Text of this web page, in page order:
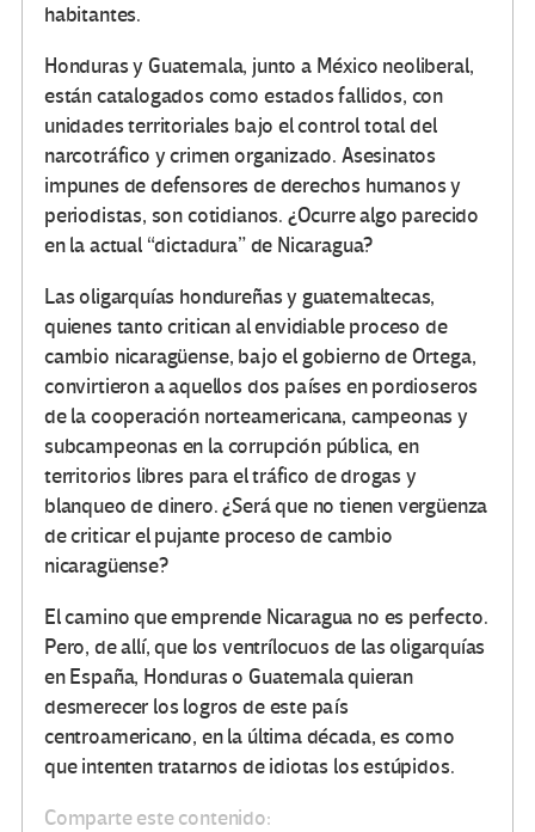
habitantes.
Honduras y Guatemala, junto a México neoliberal,
están catalogados como estados fallidos, con
unidades territoriales bajo el control total del
narcotráfico y crimen organizado. Asesinatos
impunes de defensores de derechos humanos y
periodistas, son cotidianos. ¿Ocurre algo parecido
en la actual “dictadura” de Nicaragua?
Las oligarquías hondureñas y guatemaltecas,
quienes tanto critican al envidiable proceso de
cambio nicaragüense, bajo el gobierno de Ortega,
convirtieron a aquellos dos países en pordioseros
de la cooperación norteamericana, campeonas y
subcampeonas en la corrupción pública, en
territorios libres para el tráfico de drogas y
blanqueo de dinero. ¿Será que no tienen vergüenza
de criticar el pujante proceso de cambio
nicaragüense?
El camino que emprende Nicaragua no es perfecto.
Pero, de allí, que los ventrílocuos de las oligarquías
en España, Honduras o Guatemala quieran
desmerecer los logros de este país
centroamericano, en la última década, es como
que intenten tratarnos de idiotas los estúpidos.
Comparte este contenido: